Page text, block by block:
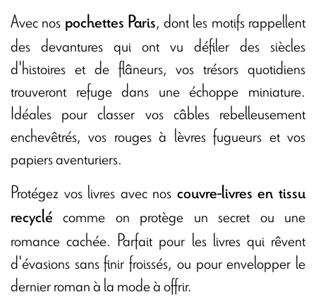
Avec nos pochettes Paris, dont les motifs rappellent
des devantures qui ont vu défiler des siècles
d'histoires et de flâneurs, vos trésors quotidiens
trouveront refuge dans une échoppe miniature.
Idéales pour classer vos câbles rebelleusement
enchevêtrés, vos rouges à lèvres fugueurs et vos
papiers aventuriers.
Protégez vos livres avec nos couvre-livres en tissu
recyclé comme on protège un secret ou une
romance cachée. Parfait pour les livres qui rêvent
d'évasions sans finir froissés, ou pour envelopper le
dernier roman à la mode à offrir.